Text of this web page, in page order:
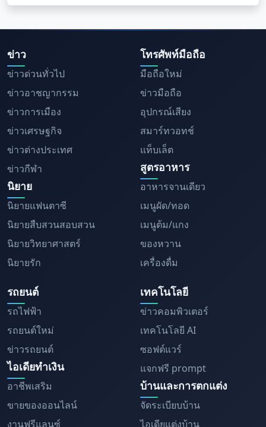
ข่าว
ข่าวด่วนทั่วไป
ข่าวอาชญากรรม
ข่าวการเมือง
ข่าวเศรษฐกิจ
ข่าวต่างประเทศ
ข่าวกีฬา
นิยาย
นิยายแฟนตาซี
นิยายสืบสวนสอบสวน
นิยายวิทยาศาสตร์
นิยายรัก
โทรศัพท์มือถือ
มือถือใหม่
ข่าวมือถือ
อุปกรณ์เสียง
สมาร์ทวอทช์
แท็บเล็ต
สูตรอาหาร
อาหารจานเดียว
เมนูผัด/ทอด
เมนูต้ม/แกง
ของหวาน
เครื่องดื่ม
รถยนต์
รถไฟฟ้า
รถยนต์ใหม่
ข่าวรถยนต์
ไอเดียทำเงิน
อาชีพเสริม
ขายของออนไลน์
งานฟรีแลนซ์
เทคโนโลยี
ข่าวคอมพิวเตอร์
เทคโนโลยี AI
ซอฟต์แวร์
แจกฟรี prompt
บ้านและการตกแต่ง
จัดระเบียบบ้าน
ไอเดียแต่งบ้าน